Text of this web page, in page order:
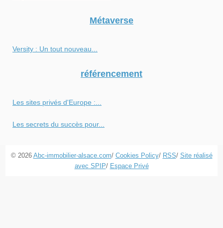
Métaverse
Versity : Un tout nouveau...
référencement
Les sites privés d'Europe :...
Les secrets du succès pour...
© 2026 Abc-immobilier-alsace.com/ Cookies Policy/ RSS/ Site réalisé
avec SPIP/ Espace Privé